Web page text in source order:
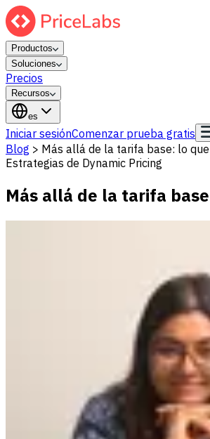
Productos
Soluciones
Precios
Recursos
es
Iniciar sesiónComenzar prueba gratis
Blog > Más allá de la tarifa base: lo
Estrategias de Dynamic Pricing
Más allá de la tarifa